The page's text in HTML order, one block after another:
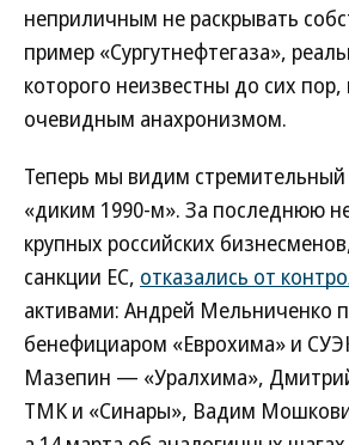
неприличным не раскрывать
пример «Сургутнефтегаза»,
которого неизвестны до сих
очевидным анахронизмом.
Теперь мы видим стремительный
«диким 1990-м». За последнюю
крупных российских
санкции ЕС, отказались от
активами: Андрей Мельниченко
бенефициаром «Еврохима» и
Мазепин — «Уралхима»,
ТМК и «Синары», Вадим